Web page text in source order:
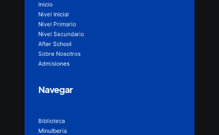
Inicio
Nivel Inicial
Nivel Primario
Nivel Secundario
After School
Sobre Nosotros
Admisiones
Navegar
Biblioteca
MinuIberia